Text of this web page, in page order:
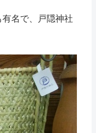
名で、戸隠神社